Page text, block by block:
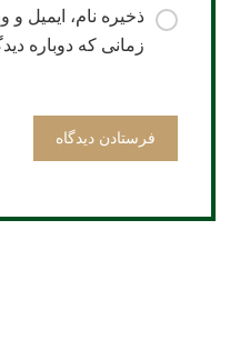
ذخیره نام، ایمیل
زمانی که دوباره